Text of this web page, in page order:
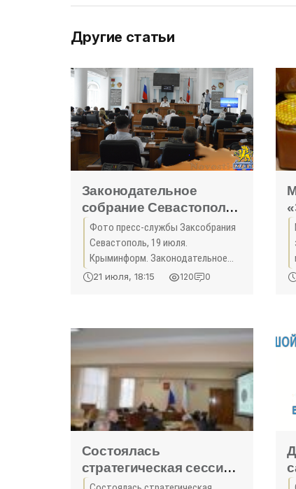
Другие статьи
Законодательное
собрание Севастополя
опять не набрало
голосов для введения
прямых выборов
губернатора -
Фото пресс-службы Заксобрания
Севастополь, 19 июля.
Крыминформ. Законодательное
собрание Севастополя не набрало
21 июля, 18:15 120 0
Состоялась
стратегическая сессия
по развитию